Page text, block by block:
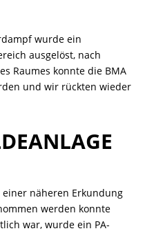
wurde ein
ausgelöst, nach
Raumes konnte die BMA
und wir rückten wieder
einer näheren Erkundung
werden konnte
war, wurde ein PA-